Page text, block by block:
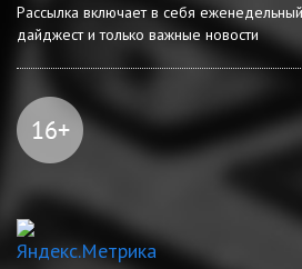
Рассылка включает в себя еженедельный
дайджест и только важные новости